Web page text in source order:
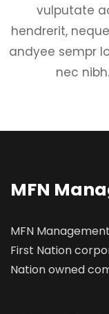
vulputate
hendrerit,
andyee sempr
nec
MFN
MFN
First Nation
Nation owned